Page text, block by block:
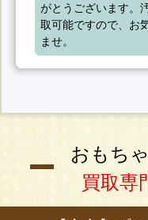
がとうございます。
取可能ですので、お
ませ。
おもち
買取専